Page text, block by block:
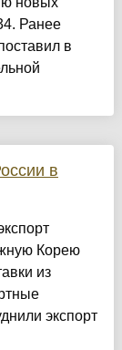
Ранее
в
в
Корею
из
экспорт